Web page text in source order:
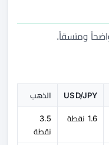
USD/JPY الذهب
1.6 نقطة
3.5
نقطة